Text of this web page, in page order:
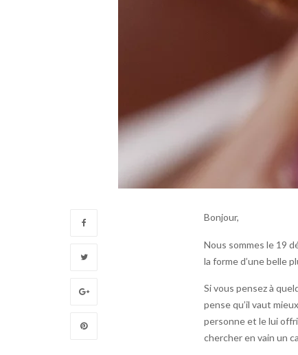
Bonjour,
Nous sommes le 19
la forme d’une belle
Si vous pensez à
pense qu’il vaut
personne et le lui
chercher en vain un